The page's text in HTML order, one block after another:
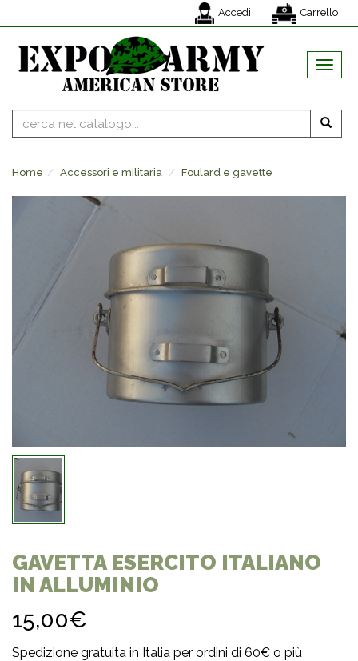
Accedi Carrello
MENU
Home Accessori e militaria Foulard e gavette
GAVETTA ESERCITO ITALIANO
IN ALLUMINIO
15,00€
Spedizione gratuita in Italia per ordini di 60€ o più